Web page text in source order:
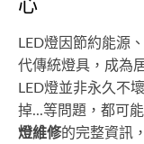
心
LED燈因節約能源
代傳統燈具，成為
LED燈並非永久不
掉...等問題，都可
燈維修的完整資訊